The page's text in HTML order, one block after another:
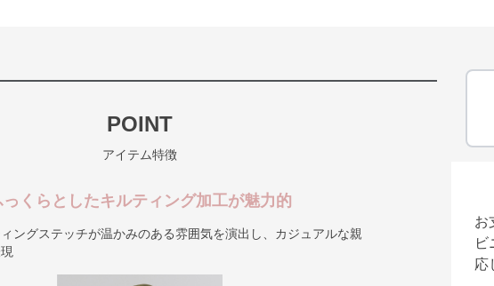
POINT
アイテム特徴
っくらとしたキルティング加工が魅力的
ングステッチが温かみのある雰囲気を演出し、カジュアルな親
お
ビ
応